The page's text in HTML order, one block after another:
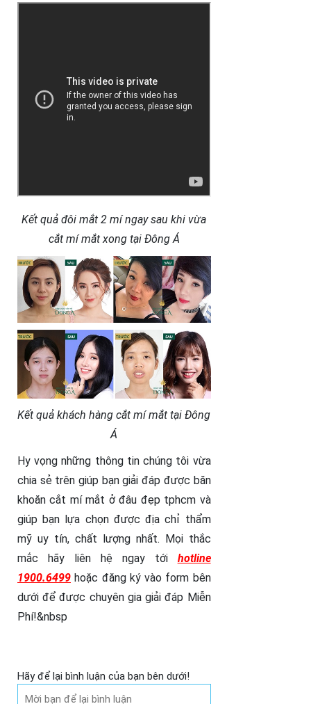
Kết quả đôi mắt 2 mí ngay sau khi vừa
cắt mí mắt xong tại Đông Á
Kết quả khách hàng cắt mí mắt tại Đông
Á
Hy vọng những thông tin chúng tôi vừa
chia sẻ trên giúp bạn giải đáp được băn
khoăn cắt mí mắt ở đâu đẹp tphcm và
giúp bạn lựa chọn được địa chỉ thẩm
mỹ uy tín, chất lượng nhất. Mọi thắc
mắc hãy liên hệ ngay tới hotline
1900.6499 hoặc đăng ký vào form bên
dưới để được chuyên gia giải đáp Miễn
Phí!&nbsp
Hãy để lại bình luận của bạn bên dưới!